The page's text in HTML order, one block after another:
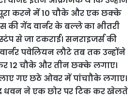
करने में 1० चौके और एक छक्के
की गेंद वार्नर के बल्ले का भीतरी
से जा टकराई। सनराइजर्स की
पवेलियन लौटे तब तक उन्होंने
12 चौके और तीन छक्के लगाए।
लाए गए छठे ओवर में पांचाौके लगाए।
धवन ने एक छोर पर टिक कर खेलते